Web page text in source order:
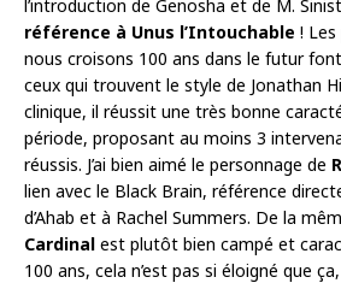
l’introduction de Genosha et de M.
référence à Unus l’Intouchable !
nous croisons 100 ans dans le futur font
ceux qui trouvent le style de Jonathan
clinique, il réussit une très bonne
période, proposant au moins 3
réussis. J’ai bien aimé le personnage de
lien avec le Black Brain, référence
d’Ahab et à Rachel Summers. De la
Cardinal est plutôt bien campé et
100 ans, cela n’est pas si éloigné que